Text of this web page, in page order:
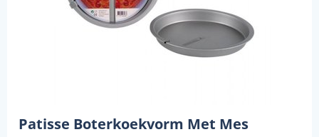
Patisse Boterkoekvorm Met Mes